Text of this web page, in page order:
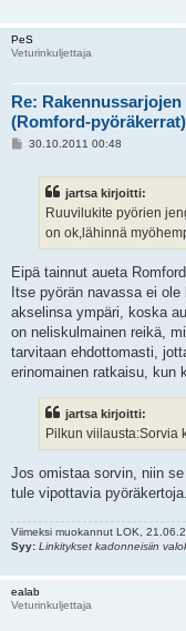
PeS
Veturinkuljettaja
Re:
(Romford-pyöräkerrat)
V30.10.2011 00:48
jartsa kirjoitti:
Ruuvilukite pyörien
on ok,lähinnä
Eipä tainnut aueta
Itse pyörän navassa ei
akselinsa ympäri, koska
on neliskulmainen reikä,
tarvitaan ehdottomasti,
erinomainen ratkaisu, kun
jartsa kirjoitti:
Pilkun viilausta:Sorvia
Jos omistaa sorvin, niin
tule vipottavia pyöräkertoja.
Viimeksi muokannut LOK ,
Syy: Linkitykset kadonneisiin
ealab
Veturinkuljettaja